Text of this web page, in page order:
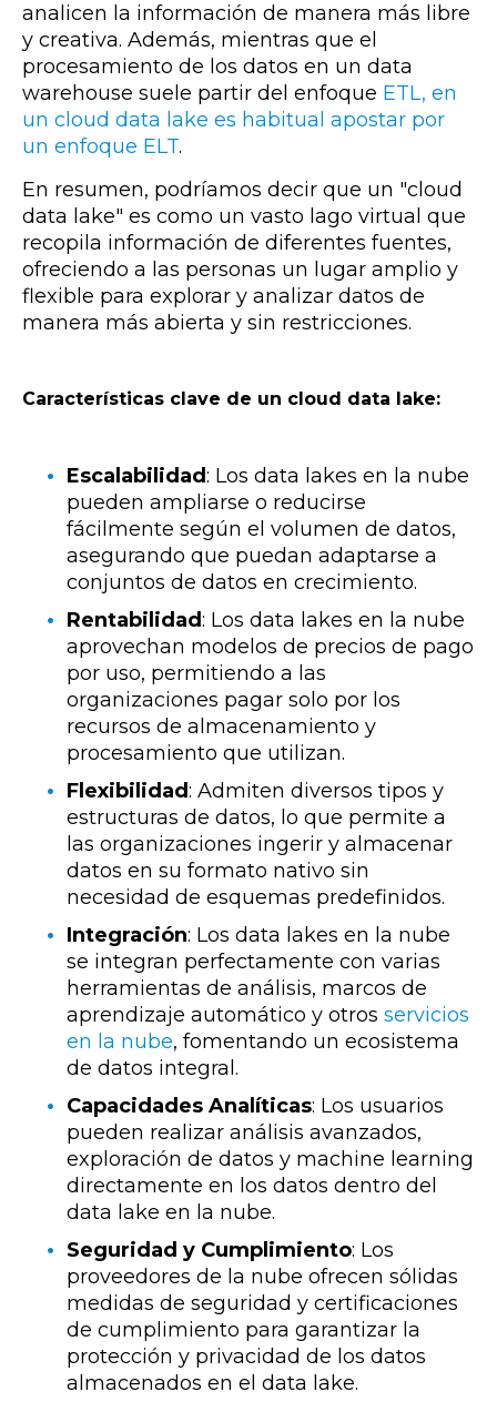
analicen la información de manera más libre
y creativa. Además, mientras que el
procesamiento de los datos en un data
warehouse suele partir del enfoque ETL, en
un cloud data lake es habitual apostar por
un enfoque ELT.
En resumen, podríamos decir que un "cloud
data lake" es como un vasto lago virtual que
recopila información de diferentes fuentes,
ofreciendo a las personas un lugar amplio y
flexible para explorar y analizar datos de
manera más abierta y sin restricciones.
Características clave de un cloud data lake:
Escalabilidad: Los data lakes en la nube
pueden ampliarse o reducirse
fácilmente según el volumen de datos,
asegurando que puedan adaptarse a
conjuntos de datos en crecimiento.
Rentabilidad: Los data lakes en la nube
aprovechan modelos de precios de pago
por uso, permitiendo a las
organizaciones pagar solo por los
recursos de almacenamiento y
procesamiento que utilizan.
Flexibilidad: Admiten diversos tipos y
estructuras de datos, lo que permite a
las organizaciones ingerir y almacenar
datos en su formato nativo sin
necesidad de esquemas predefinidos.
Integración: Los data lakes en la nube
se integran perfectamente con varias
herramientas de análisis, marcos de
aprendizaje automático y otros servicios
en la nube, fomentando un ecosistema
de datos integral.
Capacidades Analíticas: Los usuarios
pueden realizar análisis avanzados,
exploración de datos y machine learning
directamente en los datos dentro del
data lake en la nube.
Seguridad y Cumplimiento: Los
proveedores de la nube ofrecen sólidas
medidas de seguridad y certificaciones
de cumplimiento para garantizar la
protección y privacidad de los datos
almacenados en el data lake.